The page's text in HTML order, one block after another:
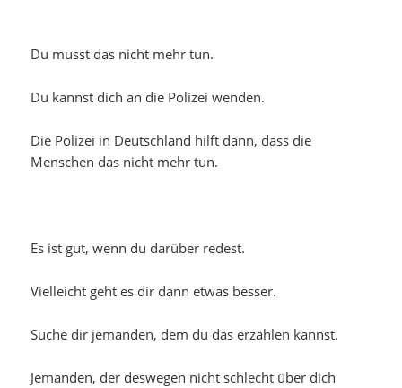
Du musst das nicht mehr tun.
Du kannst dich an die Polizei wenden.
Die Polizei in Deutschland hilft dann, dass die
Menschen das nicht mehr tun.
Es ist gut, wenn du darüber redest.
Vielleicht geht es dir dann etwas besser.
Suche dir jemanden, dem du das erzählen kannst.
Jemanden, der deswegen nicht schlecht über dich